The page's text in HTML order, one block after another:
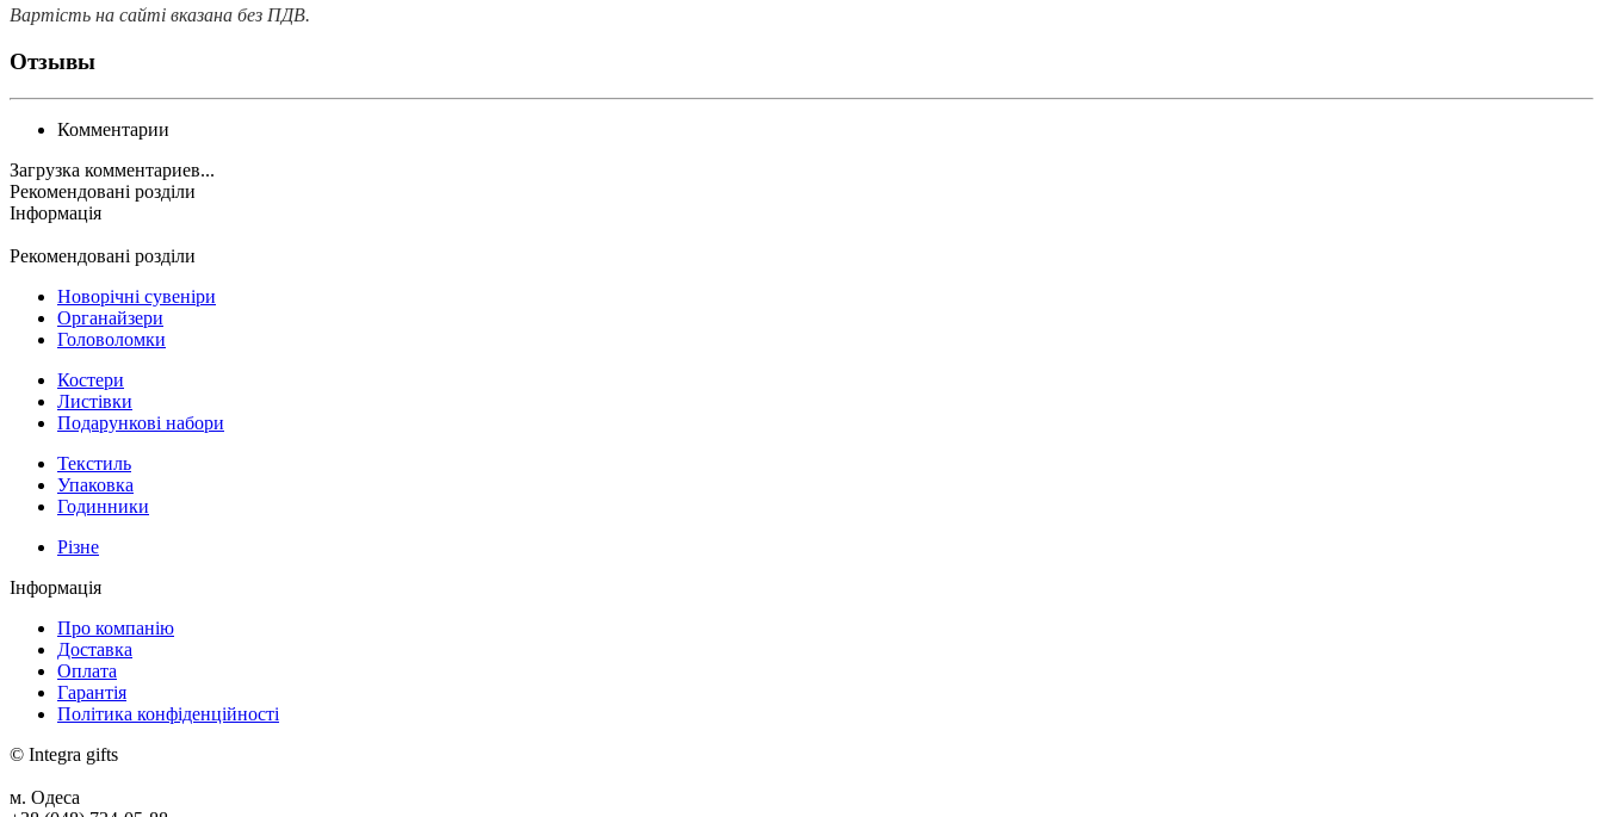
Вартість на сайті вказана без ПДВ.
Отзывы
Комментарии
Загрузка комментариев...
Рекомендовані розділи
Інформація
Рекомендовані розділи
Новорічні сувеніри
Органайзери
Головоломки
Костери
Листівки
Подарункові набори
Текстиль
Упаковка
Годинники
Різне
Інформація
Про компанію
Доставка
Оплата
Гарантія
Політика конфіденційності
© Integra gifts
м. Одеса